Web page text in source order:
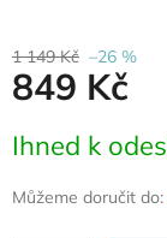
1 149 Kč –26 %
849 Kč
cena:
Ihned k
Můžeme doručit do: